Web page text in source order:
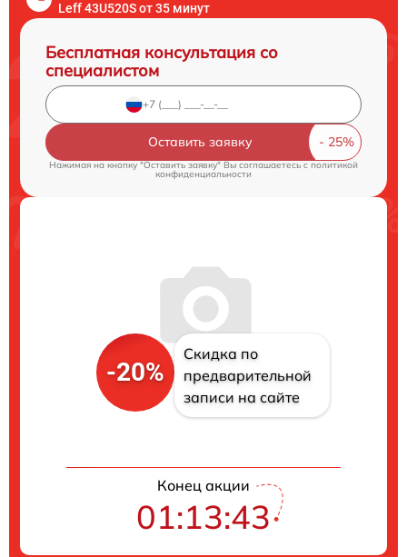
Leff 43U520S от 35 минут
Бесплатная консультация со
специалистом
Оставить заявку
Нажимая на кнопку "Оставить заявку" Вы соглашаетесь cполитикой
конфиденциальности
-20%
Скидка по
предварительной
записи на сайте
Конец акции
01:13:42